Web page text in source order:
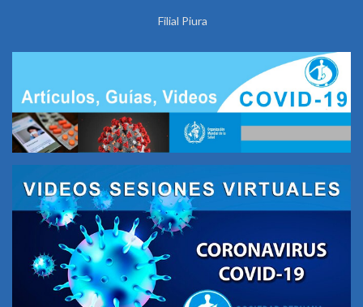
Filial Piura